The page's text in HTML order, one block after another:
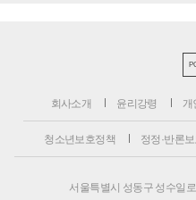
회사소개 윤리강령 개
청소년보호정책 정정·반론
서울특별시 성동구 성수일